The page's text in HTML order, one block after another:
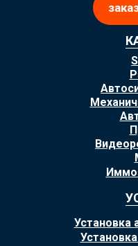
Установка